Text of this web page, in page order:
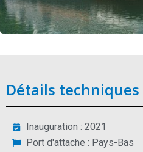
Détails techniques
Inauguration : 2021
Port d'attache : Pays-Bas